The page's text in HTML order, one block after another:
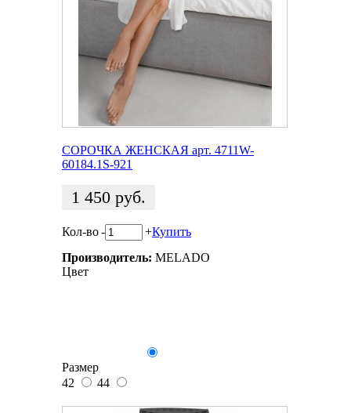
СОРОЧКА ЖЕНСКАЯ арт. 4711W-
60184.1S-921
1 450 руб.
Кол-во- +Купить
Производитель: MELADO
Цвет
Размер
42
44